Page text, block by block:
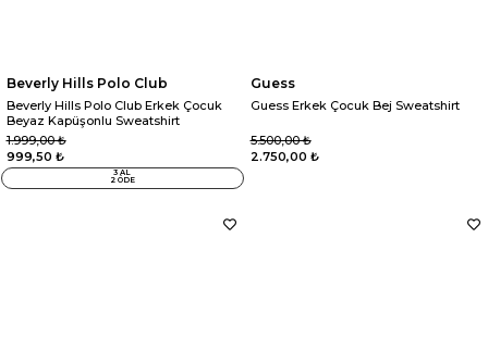
Beverly Hills Polo Club
Beverly Hills Polo Club Erkek Çocuk
Beyaz Kapüşonlu Sweatshirt
999,50 ₺
1.999,00 ₺
3 AL
2 ÖDE
Guess
Guess Erkek Çocuk Bej Sweatshirt
2.750,00 ₺
5.500,00 ₺